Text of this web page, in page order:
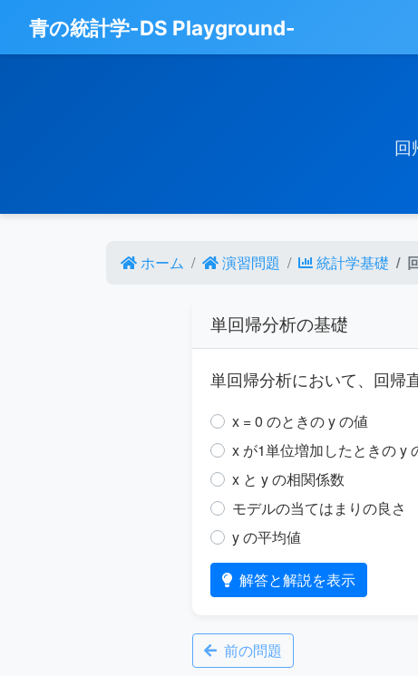
青の統計学-DS Playground-
回
ホーム 演習問題 統計学基礎
単回帰分析の基礎
単回帰分析において、回帰
x = 0 のときの y の値
x が1単位増加したときの y
x と y の相関係数
モデルの当てはまりの良さ
y の平均値
解答と解説を表示
前の問題